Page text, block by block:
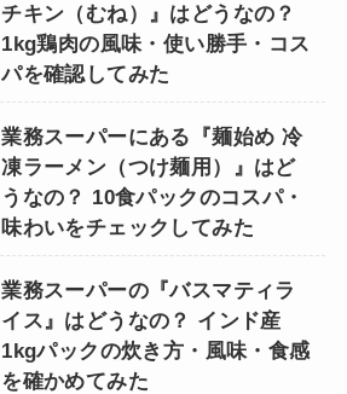
チキン（むね）』はどうなの？
1kg鶏肉の風味・使い勝手・コス
パを確認してみた
業務スーパーにある『麺始め 冷
凍ラーメン（つけ麺用）』はど
うなの？ 10食パックのコスパ・
味わいをチェックしてみた
業務スーパーの『バスマティラ
イス』はどうなの？ インド産
1kgパックの炊き方・風味・食感
を確かめてみた